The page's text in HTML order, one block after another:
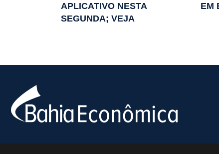
APLICATIVO NESTA
SEGUNDA; VEJA
EM